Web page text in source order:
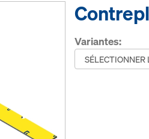
Variantes: